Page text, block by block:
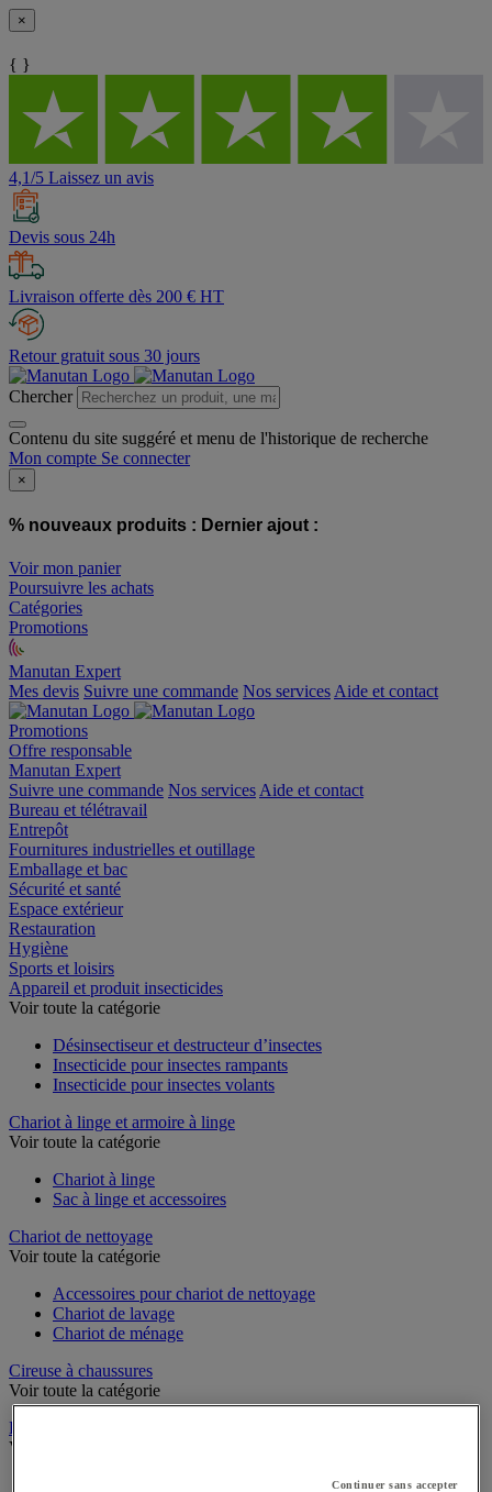
×
{ }
4,1/5 Laissez un avis
Devis sous 24h
Livraison offerte dès 200 € HT
Retour gratuit sous 30 jours
Chercher
Contenu du site suggéré et menu de l'historique de recherche
Mon compte Se connecter
×
% nouveaux produits : Dernier ajout :
Voir mon panier
Poursuivre les achats
Catégories
Promotions
Manutan Expert
offre reconditionnée
Mes devis Suivre une commande Nos services
Promotions
Offre responsable
Manutan Expert
Suivre une commande
Bureau et télétravail
Entrepôt
Fournitures industrielles et outillage
Emballage et bac
Sécurité et santé
Espace extérieur
Restauration
Hygiène
Sports et loisirs
Appareil et produit insecticides
Désinsectiseur et destructeur d’insectes
Insecticide pour insectes rampants
Chariot à linge et armoire à linge
Chariot à linge
Chariot de nettoyage
Accessoires pour chariot de nettoyage
Chariot de lavage
Cireuse à chaussures
Voir toute la catégorie
Équipement sanitaires, douche et salle de bain
Continuer sans accepter